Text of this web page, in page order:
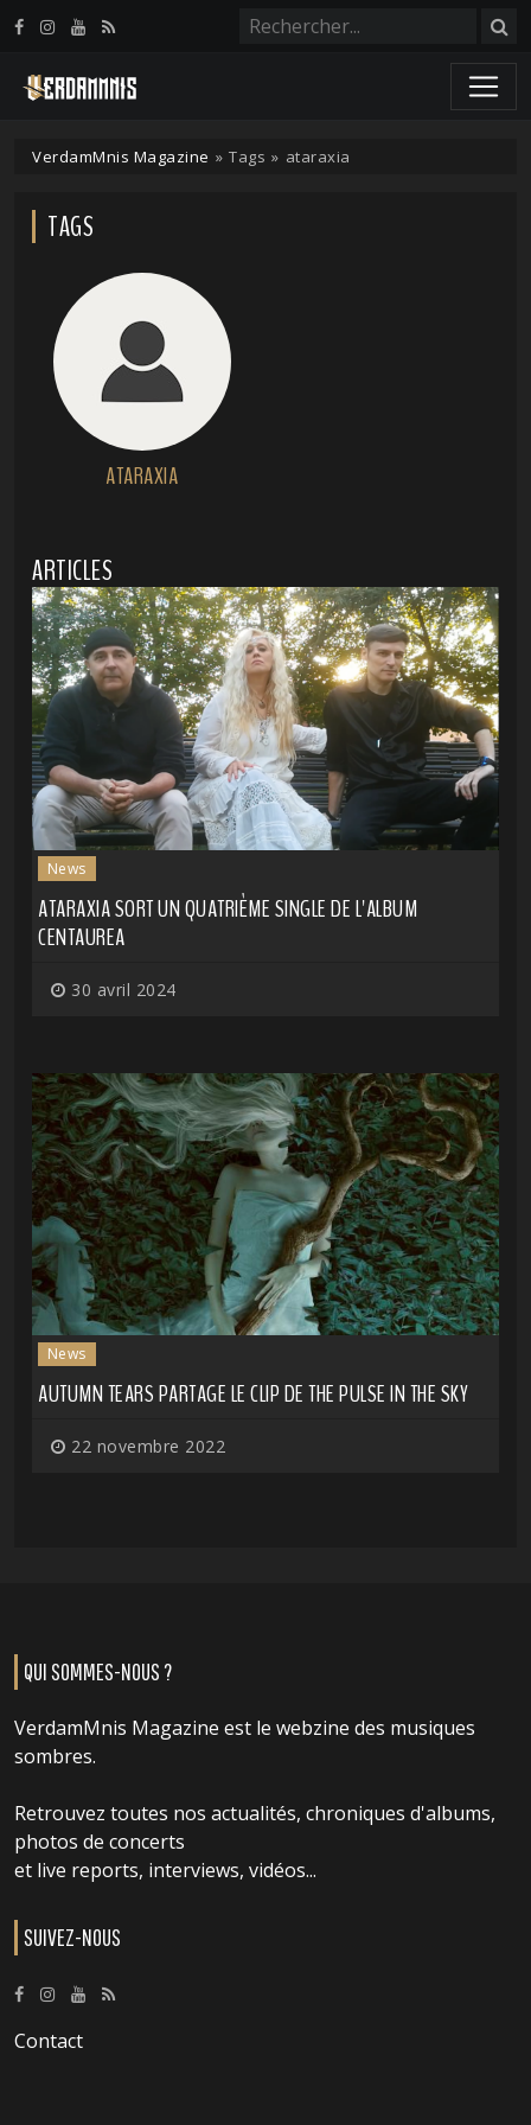
VerdamMnis Magazine » Tags » ataraxia
TAGS
ATARAXIA
ARTICLES
News
ATARAXIA SORT UN QUATRIÈME SINGLE DE L'ALBUM
CENTAUREA
30 avril 2024
News
AUTUMN TEARS PARTAGE LE CLIP DE THE PULSE IN THE SKY
22 novembre 2022
QUI SOMMES-NOUS ?
VerdamMnis Magazine est le webzine des musiques
sombres.
Retrouvez toutes nos actualités, chroniques d'albums,
photos de concerts
et live reports, interviews, vidéos...
SUIVEZ-NOUS
Contact
Panneau de gestion des cookies